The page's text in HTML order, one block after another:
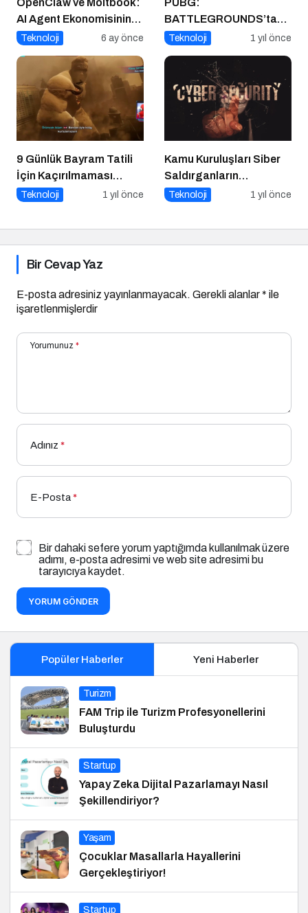
OpenClaw ve Moltbook:
AI Agent Ekonomisinin
İlk Altyapıları
Teknoloji 6 ay önce
PUBG:
BATTLEGROUNDS’tan
1 Nisan Şakası
Teknoloji 1 yıl önce
9 Günlük Bayram Tatili
İçin Kaçırılmaması
Gereken 8 Oyun
Teknoloji 1 yıl önce
Kamu Kuruluşları Siber
Saldırganların
Hedefinde
Teknoloji 1 yıl önce
Bir Cevap Yaz
E-posta adresiniz yayınlanmayacak. Gerekli alanlar* ile
işaretlenmişlerdir
Yorumunuz *
Adınız *
E-Posta*
Bir dahaki sefere yorum yaptığımda kullanılmak üzere
adımı, e-posta adresimi ve web site adresimi bu
tarayıcıya kaydet.
YORUM GÖNDER
Popüler Haberler Yeni Haberler
Turizm
FAM Trip ile Turizm Profesyonellerini
Buluşturdu
Startup
Yapay Zeka Dijital Pazarlamayı Nasıl
Şekillendiriyor?
Yaşam
Çocuklar Masallarla Hayallerini
Gerçekleştiriyor!
Startup